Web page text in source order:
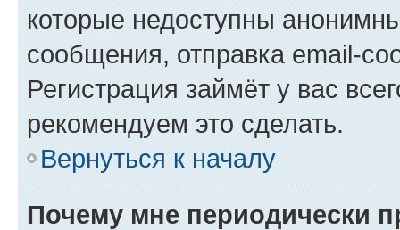
которые недоступны
сообщения, отправка email-
Регистрация займёт у вас
рекомендуем это сделать.
Вернуться к началу
Почему мне периодически